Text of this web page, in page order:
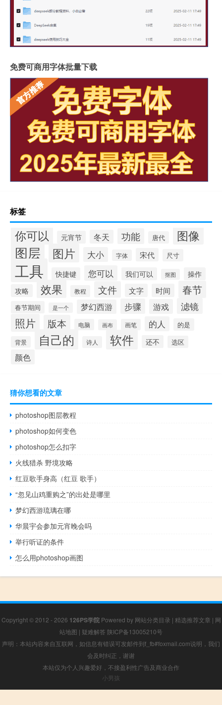
免费可商用字体批量下载
标签
你可以 元宵节 冬天 功能 唐代 图像
图层 图片 大小 字体 宋代 尺寸
工具 快捷键 您可以 我们可以 抠图
操作
攻略
效果 教程 文件 文字 时间 春节
春节期间 是一个 梦幻西游 步骤 游戏 滤镜
照片 版本 电脑 画布 画笔 的人 的是
背景 自己的 诗人 软件 还不 选区
颜色
猜你想看的文章
photoshop图层教程
photoshop如何变色
photoshop怎么扣字
火线猎杀 野境攻略
红豆歌手身高（红豆 歌手）
“忽见山鸡重购之”的出处是哪里
梦幻西游琉璃在哪
华晨宇会参加元宵晚会吗
举行听证的条件
怎么用photoshop画图
Copyright © 2012 - 2026 126PS学院Powered by 网站分类目录 | 精选推荐文章 | 网
站地图 | 疑难解答 陕ICP备13005210号
声明：本站内容来自互联网，如信息有错误可发邮件到f_fb#foxmail.com说明，我们
会及时纠正，谢谢
本站仅为个人兴趣爱好，不接盈利性广告及商业合作
小男孩